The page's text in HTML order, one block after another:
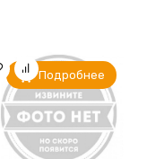
Подробнее